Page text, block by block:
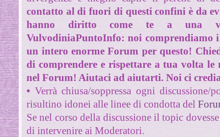
contatto al di fuori di questi confini è da
hanno diritto come te a una
VulvodiniaPuntoInfo: noi comprendiamo
un intero enorme Forum per questo!
di comprendere e rispettare a tua volta le
nel Forum! Aiutaci ad aiutarti. Noi ci
•Verrà chiusa/soppressa ogni
risultino idonei alle linee di condotta del
Se nel corso della discussione il topic
di intervenire ai Moderatori.